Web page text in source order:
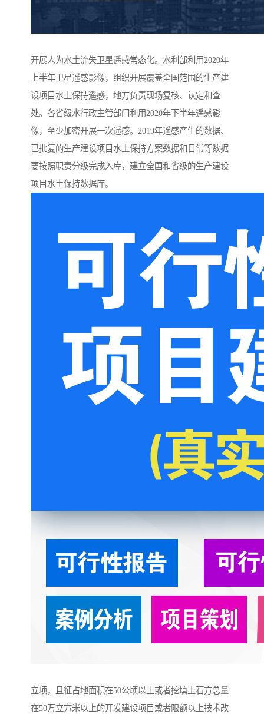
开展人为水土流失卫星遥感常态化。水利部利用2020年
上半年卫星遥感影像，组织开展覆盖全国范围的生产建
设项目水土保持遥感，地方负责现场复核、认定和查
处。各省级水行政主管部门利用2020年下半年遥感影
像，至少加密开展一次遥感。2019年遥感产生的数据、
已批复的生产建设项目水土保持方案数据和日常等数据
要按照职责分级完成入库，建立全国和省级的生产建设
项目水土保持数据库。
立项，且征占地面积在50公顷以上或者挖填土石方总量
在50万立方米以上的开发建设项目或者限额以上技术改